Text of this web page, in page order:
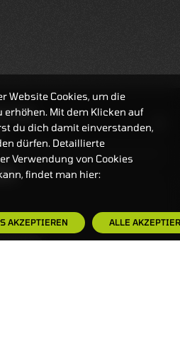
UHR
Website Cookies, um die
Mit dem Klicken auf
du dich damit einverstanden,
dürfen. Detaillierte
Verwendung von Cookies
findet man hier:
AKZEPTIEREN ALLE